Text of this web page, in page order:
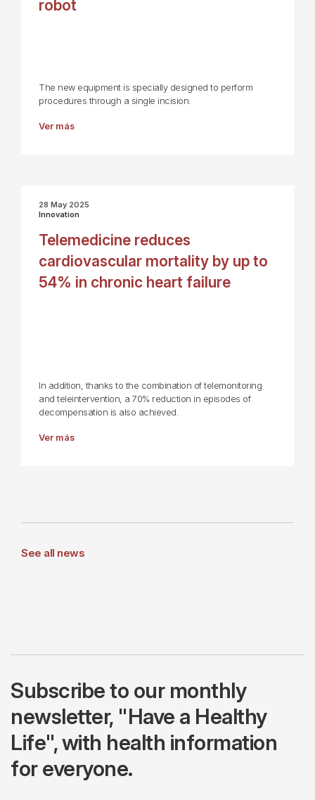
robot
The new equipment is specially designed to perform
procedures through a single incision.
Ver más
28 May 2025
Innovation
Telemedicine reduces
cardiovascular mortality by up to
54% in chronic heart failure
In addition, thanks to the combination of telemonitoring
and teleintervention, a 70% reduction in episodes of
decompensation is also achieved.
Ver más
See all news
Subscribe to our monthly
newsletter, "Have a Healthy
Life", with health information
for everyone.